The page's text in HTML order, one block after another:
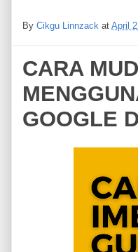
By Cikgu Linnzack at April
CARA
GOOGLE